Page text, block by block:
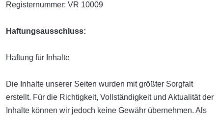
Registernummer: VR 10009
Haftungsausschluss:
Haftung für Inhalte
Die Inhalte unserer Seiten wurden mit größter Sorgfalt
erstellt. Für die Richtigkeit, Vollständigkeit und Aktualität der
Inhalte können wir jedoch keine Gewähr übernehmen. Als